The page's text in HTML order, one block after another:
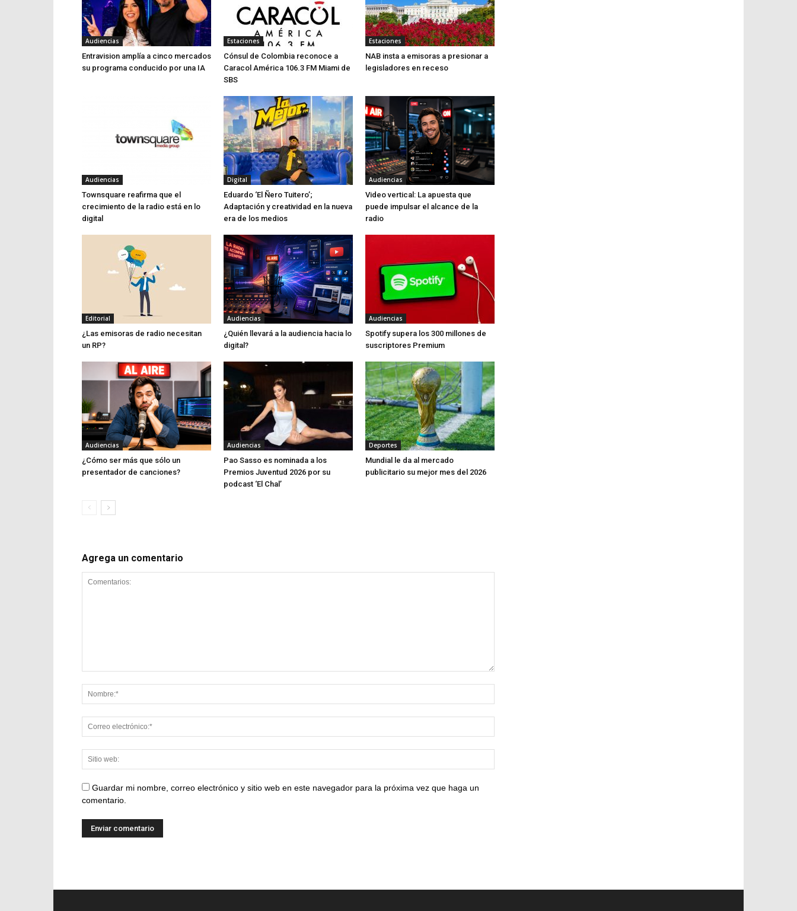
Audiencias
Entravision amplía a cinco mercados
su programa conducido por una IA
Estaciones
Cónsul de Colombia reconoce a
Caracol América 106.3 FM Miami de
SBS
Estaciones
NAB insta a emisoras a presionar a
legisladores en receso
Audiencias
Townsquare reafirma que el
crecimiento de la radio está en lo
digital
Digital
Eduardo ‘El Ñero Tuitero’;
Adaptación y creatividad en la nueva
era de los medios
Audiencias
Video vertical: La apuesta que
puede impulsar el alcance de la
radio
Editorial
¿Las emisoras de radio necesitan
un RP?
Audiencias
¿Quién llevará a la audiencia hacia lo
digital?
Audiencias
Spotify supera los 300 millones de
suscriptores Premium
Audiencias
¿Cómo ser más que sólo un
presentador de canciones?
Audiencias
Pao Sasso es nominada a los
Premios Juventud 2026 por su
podcast ‘El Chal’
Deportes
Mundial le da al mercado
publicitario su mejor mes del 2026
Agrega un comentario
Guardar mi nombre, correo electrónico y sitio web en este navegador para la próxima vez que haga un
comentario.